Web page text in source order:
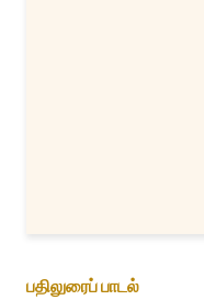
பதிலுரைப் பாடல்